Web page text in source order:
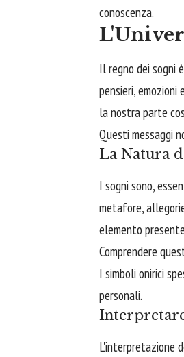
conoscenza.
Il regno dei sogni
pensieri,
la nostra parte
Questi messaggi
La Natura
I sogni sono,
metafore,
elemento
Comprendere
I simboli onirici
personali.
L'interpretazione